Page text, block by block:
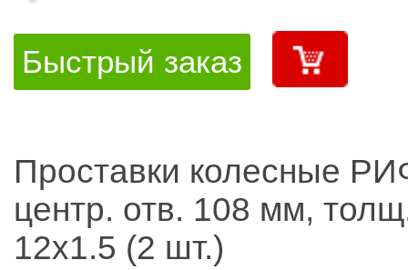
Быстрый заказ
Проставки колесные
центр. отв. 108 мм,
12x1.5 (2 шт.)